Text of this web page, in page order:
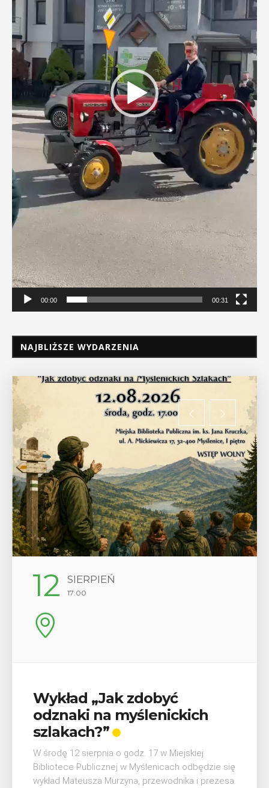
00:00 00:31
NAJBLIŻSZE WYDARZENIA
12 SIERPIEŃ
17:00
Wykład „Jak zdobyć
odznaki na myślenickich
szlakach?”
W środę 12 sierpnia o godz. 17 w Miejskiej
Bibliotece Publicznej w Myślenicach odbędzie się
wykład Mateusza Murzyna, przewodnika i prezesa